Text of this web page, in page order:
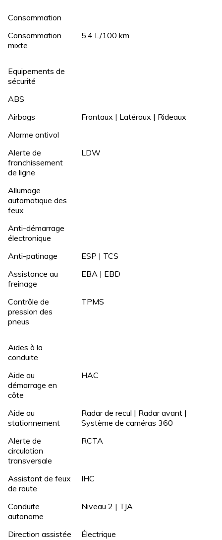
Consommation
Consommation
mixte
5.4 L/100 km
Equipements de
sécurité
ABS
Airbags
Frontaux | Latéraux | Rideaux
Alarme antivol
Alerte de
franchissement
de ligne
LDW
Allumage
automatique des
feux
Anti-démarrage
électronique
Anti-patinage
ESP | TCS
Assistance au
freinage
EBA | EBD
Contrôle de
pression des
pneus
TPMS
Aides à la
conduite
Aide au
démarrage en
côte
HAC
Aide au
stationnement
Radar de recul | Radar avant |
Système de caméras 360
Alerte de
circulation
transversale
RCTA
Assistant de feux
de route
IHC
Conduite
autonome
Niveau 2 | TJA
Direction assistée
Électrique